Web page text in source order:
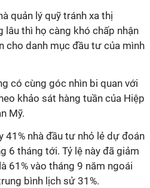
quản lý quỹ tránh xa thị
thì họ càng khó chấp nhận
cho danh mục đầu tư của mình
có cùng góc nhìn bi quan với
khảo sát hàng tuần của Hiệp
Mỹ.
41% nhà đầu tư nhỏ lẻ dự đoán
6 tháng tới. Tỷ lệ này đã giảm
61% vào tháng 9 năm ngoái
bình lịch sử 31%.